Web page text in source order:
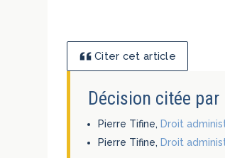
Citer cet article
Décision citée par
Pierre Tifine,Droit
Pierre Tifine,Droit